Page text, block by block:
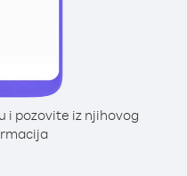
i pozovite iz njihovog